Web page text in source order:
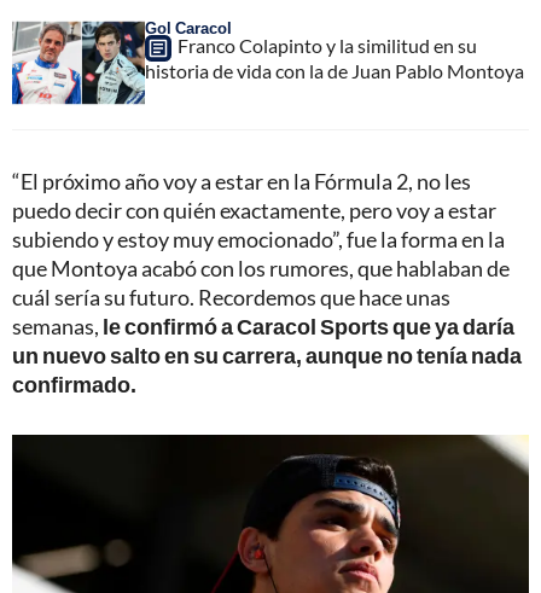
Gol Caracol
Franco Colapinto y la similitud en su
historia de vida con la de Juan Pablo Montoya
“El próximo año voy a estar en la Fórmula 2, no les
puedo decir con quién exactamente, pero voy a estar
subiendo y estoy muy emocionado”, fue la forma en la
que Montoya acabó con los rumores, que hablaban de
cuál sería su futuro. Recordemos que hace unas
semanas, le confirmó a Caracol Sports que ya daría
un nuevo salto en su carrera, aunque no tenía nada
confirmado.